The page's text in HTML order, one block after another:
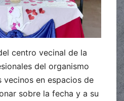
centro vecinal de la
del organismo
en espacios de
sobre la fecha y a su